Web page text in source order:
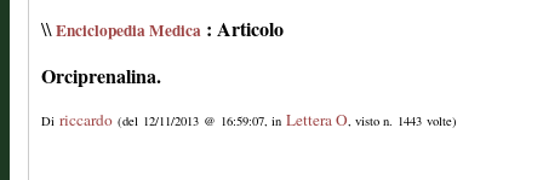
\\Enciclopedia Medica : Articolo
Orciprenalina.
Di riccardo (del 12/11/2013 @ 16:59:07, in Lettera O, visto n. 1443 volte)